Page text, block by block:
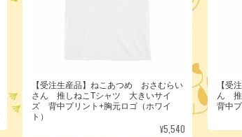
【受注生産品】ねこあつめ おさむらい
さん 推しねこTシャツ 大きいサイ
ズ 背中プリント+胸元ロゴ（ホワイ
ト）
¥5,540
【受
ん 推
背中